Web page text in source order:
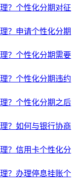
？个性化分期对征
？申请个性化分期
？个性化分期需要
？个性化分期违约
？个性化分期之后
？如何与银行协商
？信用卡个性化分
？办理停息挂账个